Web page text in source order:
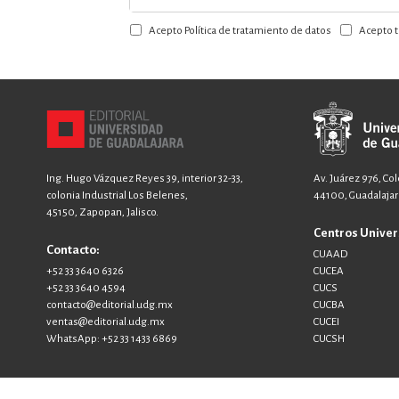
a
nuestroAcepto Política de tratamiento de datos Acepto
Ing. Hugo Vázquez Reyes 39, interior 32-33,
colonia Industrial Los Belenes,
45150, Zapopan, Jalisco.
Contacto:
+52 33 3640 6326
+52 33 3640 4594
contacto@editorial.udg.mx
ventas@editorial.udg.mx
WhatsApp: +52 33 1433 6869
Av. Juárez 976,
44100,
Centros
CUAAD
CUCEA
CUCS
CUCBA
CUCEI
CUCSH